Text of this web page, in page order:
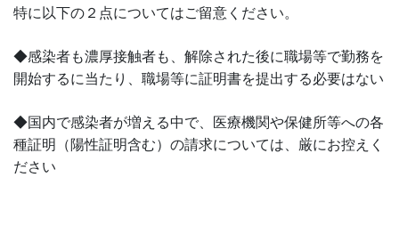
特に以下の２点についてはご留意ください。
◆感染者も濃厚接触者も、解除された後に職場等で勤務を
開始するに当たり、職場等に証明書を提出する必要はない
◆国内で感染者が増える中で、医療機関や保健所等への各
種証明（陽性証明含む）の請求については、厳にお控えく
ださい